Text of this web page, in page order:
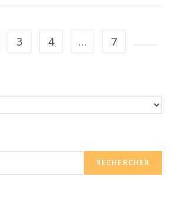
3 4 … 7
RECHERCHER